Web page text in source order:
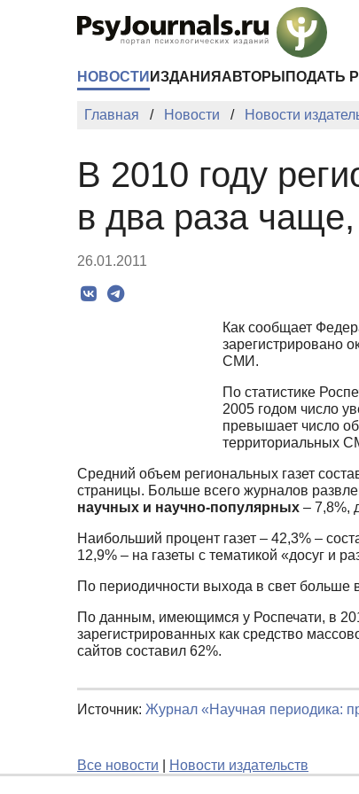
НОВОСТИ ИЗДАНИЯ АВТОРЫ ПОДАТЬ
Главная Новости Новости
В 2010 году
в два раза
26.01.2011
Как сообщает
зарегистрировано
СМИ.
По статистике
2005 годом число
превышает число
территориальных
Средний объем региональных газет
страницы. Больше всего журналов
научных и научно-популярных – 7,8%,
Наибольший процент газет – 42,3% –
12,9% – на газеты с тематикой «досуг и
По периодичности выхода в свет
По данным, имеющимся у Роспечати, в
зарегистрированных как средство
сайтов составил 62%.
Источник: Журнал «Научная периодика:
Все новости Новости издательств